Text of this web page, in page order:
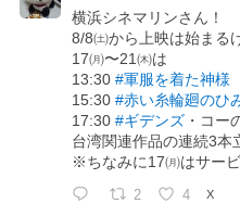
横浜シネマリンさん！
8/8㈯から上映は始まる
17㈪〜21㈭は
13:30#軍服を着た神様
15:30#赤い糸輪廻のひ
17:30#ギデンズ ・コー
台湾関連作品の連続3本
※ちなみに17㈪はサー
2 4 X